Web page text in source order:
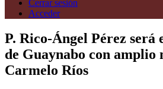
Cerrar sesión
Acceder
P. Rico-Ángel Pérez será
de Guaynabo con amplio
Carmelo Ríos